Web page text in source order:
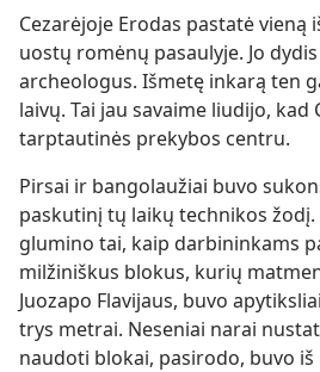
Cezarėjoje Erodas pastatė vieną
uostų romėnų pasaulyje. Jo
archeologus. Išmetę inkarą ten
laivų. Tai jau savaime liudijo, kad
tarptautinės prekybos centru.
Pirsai ir bangolaužiai buvo
paskutinį tų laikų technikos žodį.
glumino tai, kaip darbininkams
milžiniškus blokus, kurių
Juozapo Flavijaus, buvo
trys metrai. Neseniai narai
naudoti blokai, pasirodo, buvo